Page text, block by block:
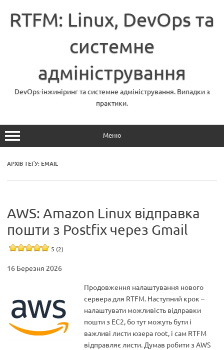
вмістуRTFM: Linux, DevOps та
системне
адміністрування
DevOps-інжиніринг та системне адміністрування. Випадки з
практики.
Меню
АРХІВ ТЕҐУ: EMAIL
AWS: Amazon Linux відправка
пошти з Postfix через Gmail
5 (2)
16 Березня 2026
Продовження налаштування нового
сервера для RTFM. Наступний крок –
налаштувати можливість відправки
пошти з EC2, бо тут можуть бути і
важливі листи юзера root, і сам RTFM
відправляє листи. Думав робити з AWS